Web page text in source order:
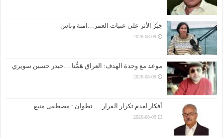
جَبْرُ الأثر على عتبات العمر…امنة وناس
2026-08-09
موعد مع وحدة الهدف: العراق هَمُّنا …حيدر حسين سويري
2026-08-09
أفكار لعدم تكرار الفرار … تطوان : مصطفى منيغ
2026-08-09